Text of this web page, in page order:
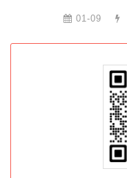
01-09